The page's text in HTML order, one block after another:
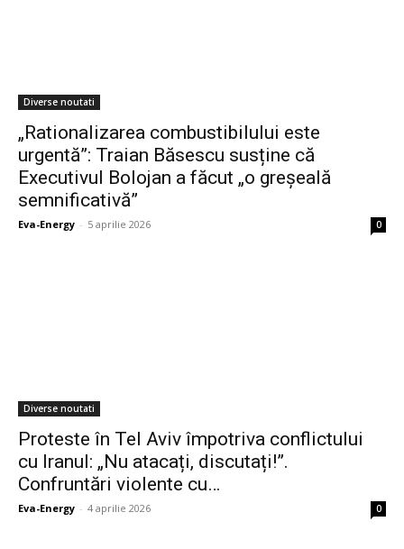
Diverse noutati
„Rationalizarea combustibilului este
urgentă”: Traian Băsescu susține că
Executivul Bolojan a făcut „o greșeală
semnificativă”
Eva-Energy - 5 aprilie 2026 0
Diverse noutati
Proteste în Tel Aviv împotriva conflictului
cu Iranul: „Nu atacați, discutați!”.
Confruntări violente cu…
Eva-Energy - 4 aprilie 2026 0